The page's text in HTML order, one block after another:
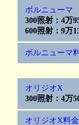
ボルニューマ
300照射：4万
600照射：9万
ボルニューマ
オリジオX
300照射：4万
オリジオX料